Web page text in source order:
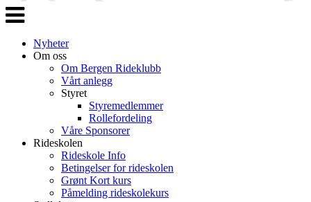
Veksle
navigasjon
Nyheter
Om oss
Om Bergen Rideklubb
Vårt anlegg
Styret
Styremedlemmer
Rollefordeling
Våre Sponsorer
Rideskolen
Rideskole Info
Betingelser for rideskolen
Grønt Kort kurs
Påmelding rideskolekurs